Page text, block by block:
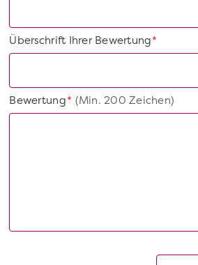
*
Überschrift Ihrer Bewertung
*
Bewertung(Min. 200 Zeichen)